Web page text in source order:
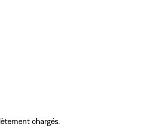
chargés.